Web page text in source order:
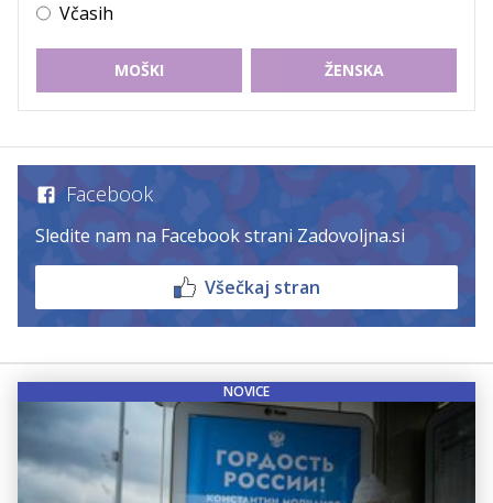
Včasih
MOŠKI ŽENSKA
Facebook
Sledite nam na Facebook strani Zadovoljna.si
Všečkaj stran
NOVICE